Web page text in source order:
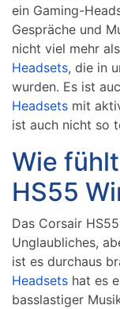
ein Gaming-
Gespräche und
nicht viel mehr
Headsets, die in
wurden. Es ist
Headsets mit
ist auch nicht so
Wie
HS55
Das Corsair
Unglaubliches,
ist es durchaus
Headsets hat es
basslastiger